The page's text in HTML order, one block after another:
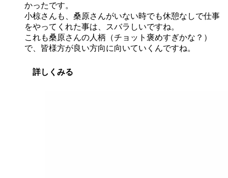
かったです。
小椋さんも、桑原さんがいない時でも休憩なしで仕事
をやってくれた事は、スバラしいですね。
これも桑原さんの人柄（チョット褒めすぎかな？）
で、皆様方が良い方向に向いていくんですね。
詳しくみる